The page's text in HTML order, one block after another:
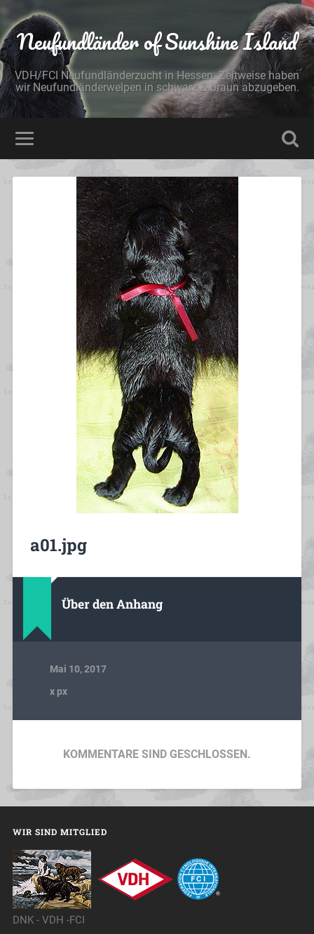
Neufundländer of Sunshine Island
VDH/FCI Neufundländerzucht in Hessen. Zeitweise haben
wir Neufundländerwelpen in schwarz & braun abzugeben.
a01.jpg
Über den Anhang
Mai 10, 2017
xpx
KOMMENTARE SIND GESCHLOSSEN.
WIR SIND MITGLIED
DNK - VDH -FCI